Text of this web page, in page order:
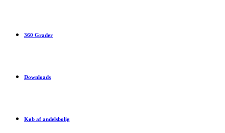
360 Grader
Downloads
Køb af andelsbolig